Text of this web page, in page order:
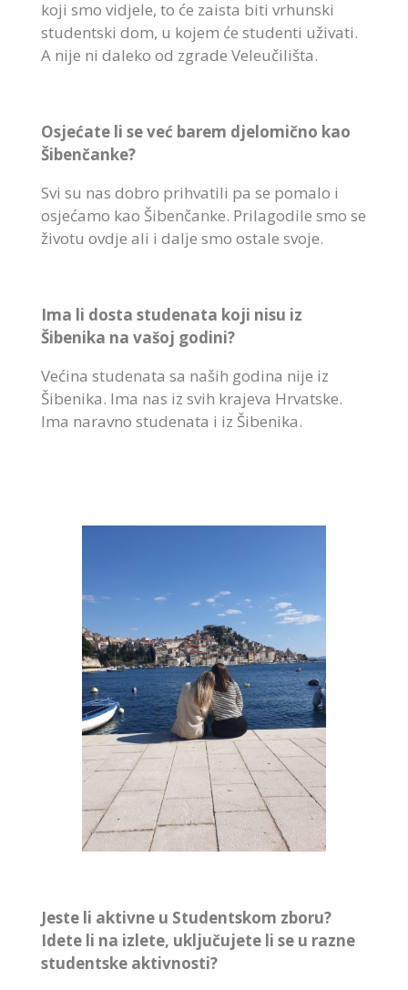
koji smo vidjele, to će zaista biti vrhunski
studentski dom, u kojem će studenti uživati.
A nije ni daleko od zgrade Veleučilišta.
Osjećate li se već barem djelomično kao
Šibenčanke?
Svi su nas dobro prihvatili pa se pomalo i
osjećamo kao Šibenčanke. Prilagodile smo se
životu ovdje ali i dalje smo ostale svoje.
Ima li dosta studenata koji nisu iz
Šibenika na vašoj godini?
Većina studenata sa naših godina nije iz
Šibenika. Ima nas iz svih krajeva Hrvatske.
Ima naravno studenata i iz Šibenika.
Jeste li aktivne u Studentskom zboru?
Idete li na izlete, uključujete li se u razne
studentske aktivnosti?